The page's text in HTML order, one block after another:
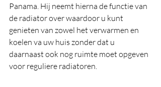
Panama. Hij neemt hierna de functie van
de radiator over waardoor u kunt
genieten van zowel het verwarmen en
koelen va uw huis zonder dat u
daarnaast ook nog ruimte moet opgeven
voor reguliere radiatoren.